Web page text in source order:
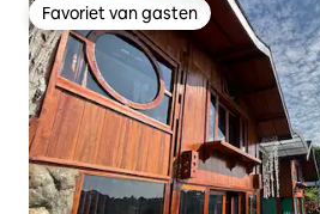
Favoriet van gasten
Favoriet van gasten